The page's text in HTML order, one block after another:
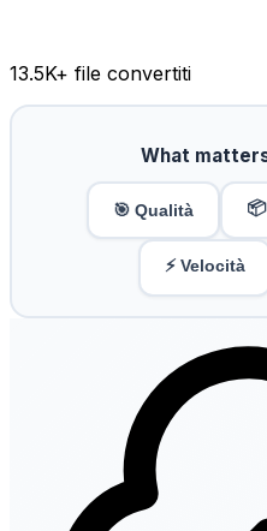
13.5K+ file convertiti
What
🎯 Qualità
⚡ Velocità